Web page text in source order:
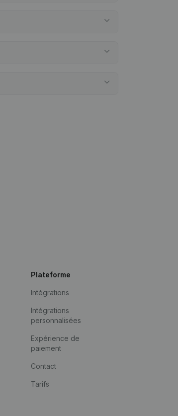
Plateforme
Intégrations
Intégrations
personnalisées
Expérience de
paiement
Contact
Tarifs